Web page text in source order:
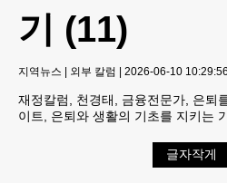
기 (11)
지역뉴스 | 외부 칼럼 | 2026-06-10 10:29:56
재정칼럼, 천경태, 금융전문가, 은퇴
이트, 은퇴와 생활의 기초를 지키는
글자작게